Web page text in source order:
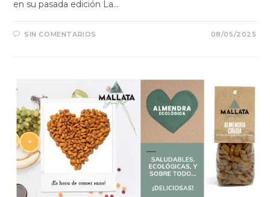
en su pasada edición La…
SIN COMENTARIOS 08/05/2025